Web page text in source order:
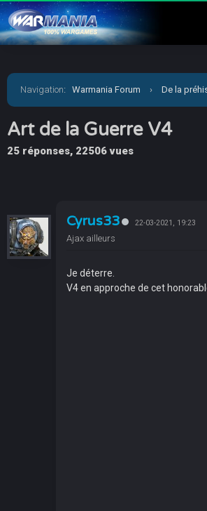
Navigation: Warmania Forum › De la
Art de la Guerre V4
25 réponses, 22506 vues
Cyrus33 22-03-2021, 19:23
Ajax ailleurs
Je déterre.
V4 en approche de cet